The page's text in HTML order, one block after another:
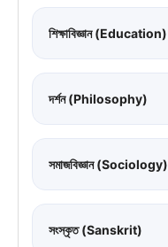
শিক্ষাবিজ্ঞান (Education)
দর্শন (Philosophy)
সমাজবিজ্ঞান (Sociology)
সংস্কৃত (Sanskrit)